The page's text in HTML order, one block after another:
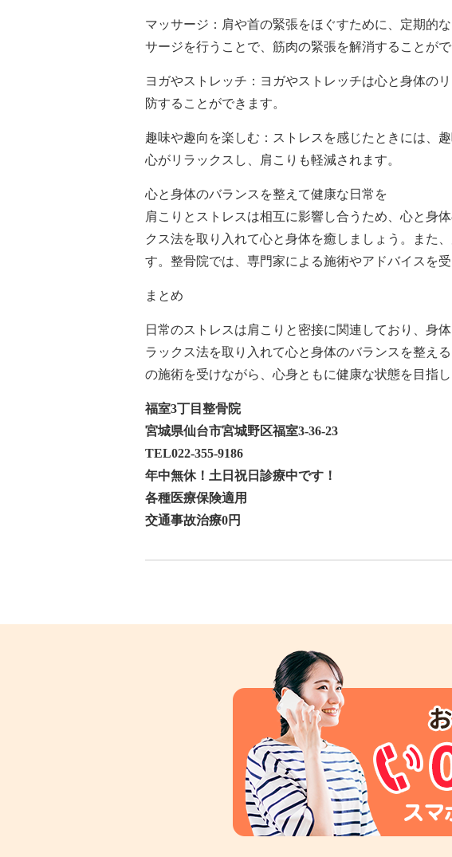
マッサージ：肩や首の緊張をほぐすために、定期的
サージを行うことで、筋肉の緊張を解消することがで
ヨガやストレッチ：ヨガやストレッチは心と身体の
防することができます。
趣味や趣向を楽しむ：ストレスを感じたときには、
心がリラックスし、肩こりも軽減されます。
心と身体のバランスを整えて健康な日常を
肩こりとストレスは相互に影響し合うため、心と身
クス法を取り入れて心と身体を癒しましょう。また
す。整骨院では、専門家による施術やアドバイスを
まとめ
日常のストレスは肩こりと密接に関連しており、身
ラックス法を取り入れて心と身体のバランスを整え
の施術を受けながら、心身ともに健康な状態を目指し
福室3丁目整骨院
宮城県仙台市宮城野区福室3-36-23
TEL022-355-9186
年中無休！土日祝日診療中です！
各種医療保険適用
交通事故治療0円